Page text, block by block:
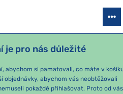
je pro nás důležité
abychom si pamatovali, co máte v
objednávky, abychom vás neobtěžovali
pokaždé přihlašovat. Proto od vás
SEZÓNNÍ BALÍČKY PRO DĚTI